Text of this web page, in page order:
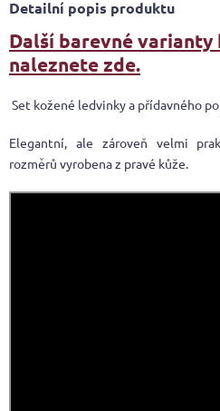
Detailní popis produktu
Další barevné varianty
naleznete zde.
Set kožené ledvinky a přídavného
Elegantní, ale zároveň velmi
rozměrů vyrobena z pravé kůže.